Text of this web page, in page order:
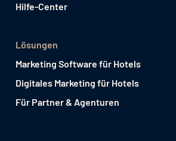
Hilfe-Center
Lösungen
Marketing Software für Hotels
Digitales Marketing für Hotels
Für Partner & Agenturen